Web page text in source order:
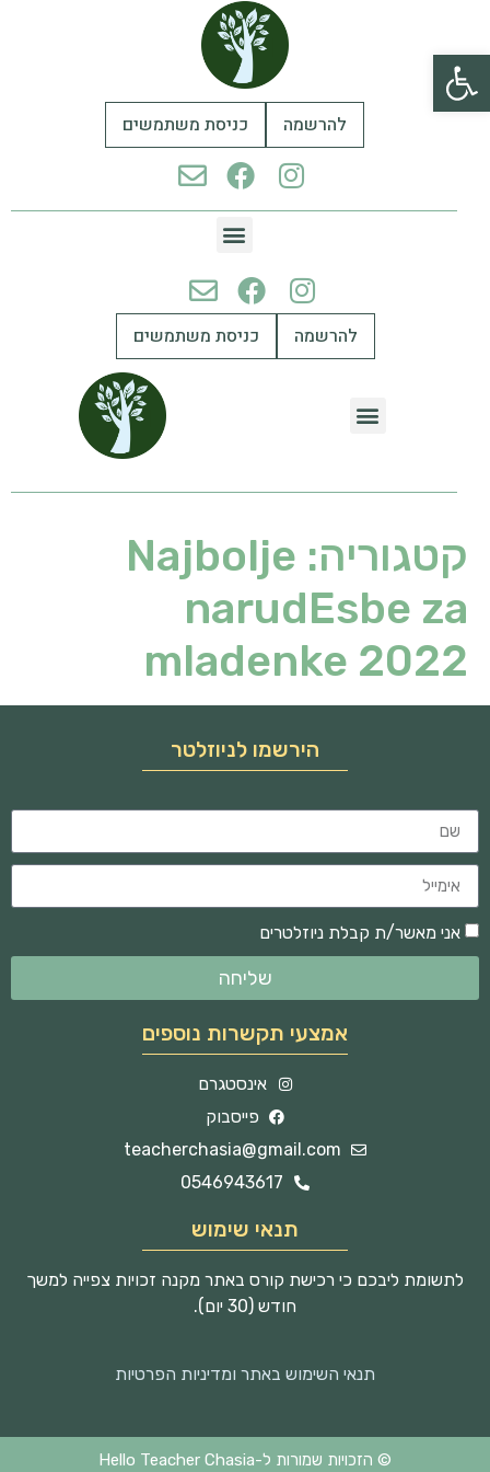
פתח סרגל נגישות
להרשמה כניסת משתמשים
להרשמה כניסת משתמשים
קטגוריה: Najbolje
narudЕѕbe za
mladenke 2022
הירשמו לניוזלטר
אני מאשר/ת קבלת ניוזלטרים
שליחה
אמצעי תקשרות נוספים
אינסטגרם
פייסבוק
teacherchasia@gmail.com
0546943617
תנאי שימוש
לתשומת ליבכם כי רכישת קורס באתר מקנה זכויות צפייה למשך
חודש (30 יום).
תנאי השימוש באתר ומדיניות הפרטיות
© הזכויות שמורות ל-Hello Teacher Chasia